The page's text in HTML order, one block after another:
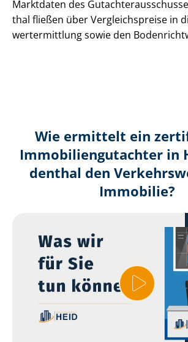
Marktdaten des
thal fließen über Ver­gleichs­prei­se in
wert­ermitt­lung sowie den
Wie ermittelt ein
Immobilien­gutachter in
den­thal den
Immobilie?